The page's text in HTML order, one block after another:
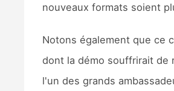
nouveaux formats soient
Notons également que ce
dont la démo souffrirait de
l'un des grands